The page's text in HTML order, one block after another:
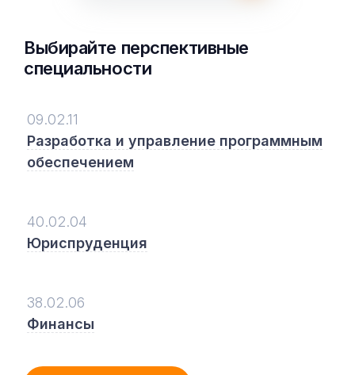
Выбирайте перспективные
специальности
09.02.11
Разработка и управление программным
обеспечением
40.02.04
Юриспруденция
38.02.06
Финансы